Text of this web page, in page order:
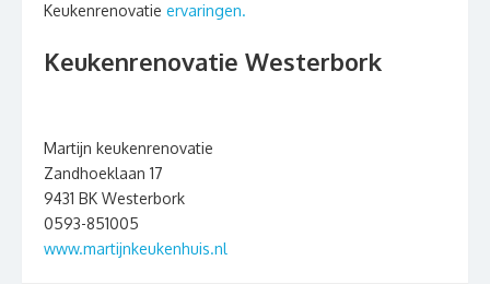
Keukenrenovatie ervaringen.
Keukenrenovatie Westerbork
Martijn keukenrenovatie
Zandhoeklaan 17
9431 BK Westerbork
0593-851005
www.martijnkeukenhuis.nl